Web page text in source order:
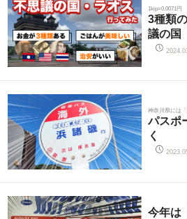
1kip=0.0071円
3種類
議の国
神奈川県には
パスポ
く
今年は